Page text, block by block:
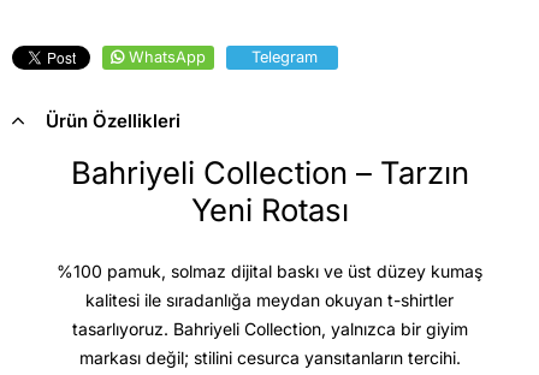
WhatsApp Telegram
Ürün Özellikleri
Bahriyeli Collection – Tarzın
Yeni Rotası
%100 pamuk, solmaz dijital baskı ve üst düzey kumaş
kalitesi ile sıradanlığa meydan okuyan t-shirtler
tasarlıyoruz. Bahriyeli Collection, yalnızca bir giyim
markası değil; stilini cesurca yansıtanların tercihi.